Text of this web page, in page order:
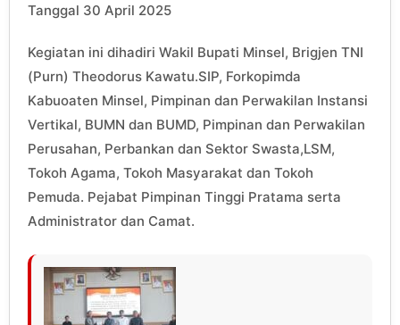
Tanggal 30 April 2025
Kegiatan ini dihadiri Wakil Bupati Minsel, Brigjen TNI
(Purn) Theodorus Kawatu.SIP, Forkopimda
Kabuoaten Minsel, Pimpinan dan Perwakilan Instansi
Vertikal, BUMN dan BUMD, Pimpinan dan Perwakilan
Perusahan, Perbankan dan Sektor Swasta,LSM,
Tokoh Agama, Tokoh Masyarakat dan Tokoh
Pemuda. Pejabat Pimpinan Tinggi Pratama serta
Administrator dan Camat.